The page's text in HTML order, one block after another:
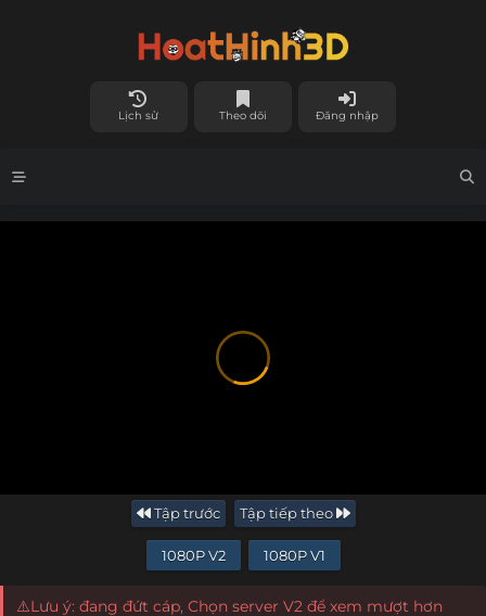
Lịch sử Theo dõi Đăng nhập
Tập trước Tập tiếp theo
1080P V2 1080P V1
⚠️Lưu ý: đang đứt cáp, Chọn server V2 để xem mượt hơn